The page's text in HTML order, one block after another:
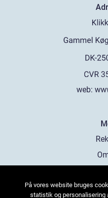
web:
På vores website bruges
statistik og personalisering